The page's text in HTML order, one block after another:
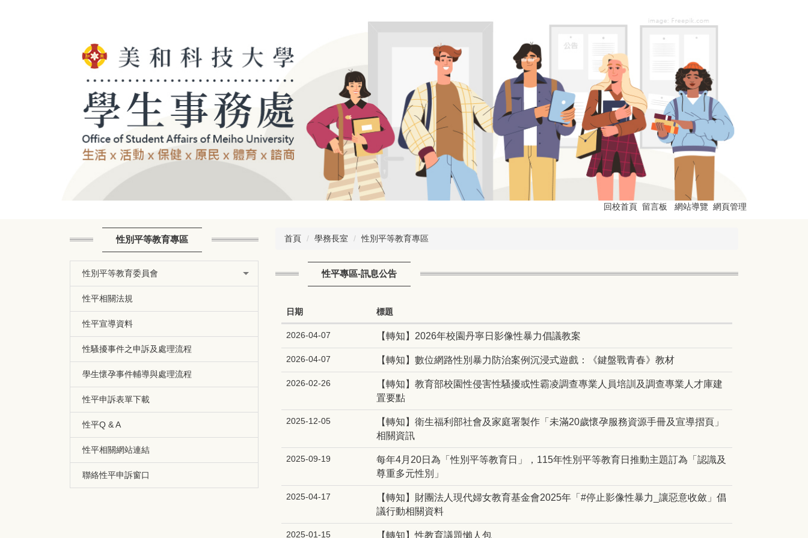
回校首頁 留言板 網站導覽 網頁管理
性別平等教育專區
性別平等教育委員會
性平相關法規
性平宣導資料
性騷擾事件之申訴及處理流程
學生懷孕事件輔導與處理流程
性平申訴表單下載
性平Q & A
性平相關網站連結
聯絡性平申訴窗口
首頁 學務長室 性別平等教育專區
性平專區-訊息公告
日期 標題
2026-04-07 【轉知】2026年校園丹寧日影像性暴力倡議教案
2026-04-07 【轉知】數位網路性別暴力防治案例沉浸式遊戲：《鍵盤戰青春》教材
2026-02-26
【轉知】教育部校園性侵害性騷擾或性霸凌調查專業人員培訓及調查專業人才庫建
置要點
2025-12-05
【轉知】衛生福利部社會及家庭署製作「未滿20歲懷孕服務資源手冊及宣導摺頁」
相關資訊
2025-09-19
每年4月20日為「性別平等教育日」，115年性別平等教育日推動主題訂為「認識及
尊重多元性別」
2025-04-17
【轉知】財團法人現代婦女教育基金會2025年「#停止影像性暴力_讓惡意收斂」倡
議行動相關資料
2025-01-15 【轉知】性教育議題懶人包